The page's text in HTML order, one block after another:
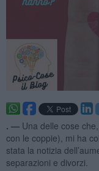
. — Una delle cose
con le coppie), mi ha
stata la notizia
separazioni e divorzi.